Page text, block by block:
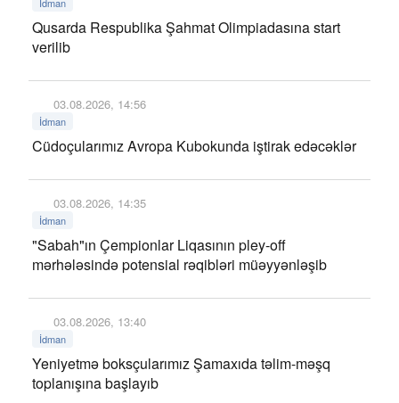
Qusarda Respublika Şahmat Olimpiadasına start
verilib
03.08.2026, 14:56
İdman
Cüdoçularımız Avropa Kubokunda iştirak edəcəklər
03.08.2026, 14:35
İdman
"Sabah"ın Çempionlar Liqasının pley-off
mərhələsində potensial rəqibləri müəyyənləşib
03.08.2026, 13:40
İdman
Yeniyetmə boksçularımız Şamaxıda təlim-məşq
toplanışına başlayıb